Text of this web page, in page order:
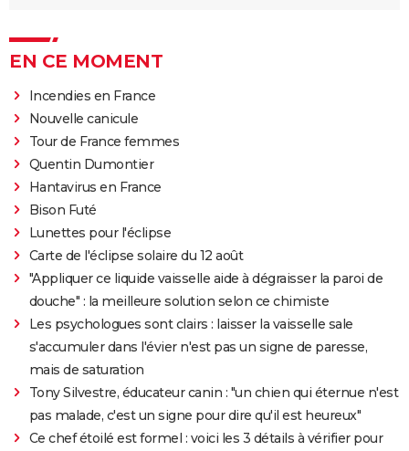
EN CE MOMENT
Incendies en France
Nouvelle canicule
Tour de France femmes
Quentin Dumontier
Hantavirus en France
Bison Futé
Lunettes pour l'éclipse
Carte de l'éclipse solaire du 12 août
"Appliquer ce liquide vaisselle aide à dégraisser la paroi de
douche" : la meilleure solution selon ce chimiste
Les psychologues sont clairs : laisser la vaisselle sale
s'accumuler dans l'évier n'est pas un signe de paresse,
mais de saturation
Tony Silvestre, éducateur canin : "un chien qui éternue n'est
pas malade, c'est un signe pour dire qu'il est heureux"
Ce chef étoilé est formel : voici les 3 détails à vérifier pour